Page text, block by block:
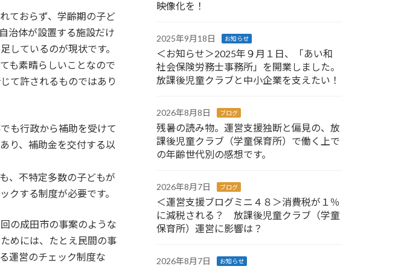
ておらず、学齢期の子ど
治体が設置する施設だけ
しているのが現状です。
も素晴らしいことなので
て許されるものではあり
も行政から補助を受けて
り、補助金を交付する以
、不特定多数の子どもが
クする制度が必要です。
の成田市の事案のような
めには、たとえ民間の事
運営のチェック制度な
映像化を！
2025年9月18日 お知らせ
＜お知らせ＞2025年９月１日、「あい和
社会保険労務士事務所」を開業しました。
放課後児童クラブと中小企業を支えたい！
2026年8月8日 ブログ
残暑の読み物。運営支援独断と偏見の、放
課後児童クラブ（学童保育所）で働く上で
の年齢世代別の感想です。
2026年8月7日 ブログ
＜運営支援ブログミニ４８＞消費税が１％
に減税される？ 放課後児童クラブ（学童
保育所）運営に影響は？
2026年8月7日 お知らせ